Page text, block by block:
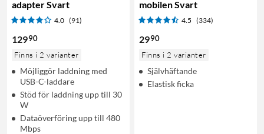
adapter Svart
4.0 (91)
12990
Finns i 2 varianter
Möjliggör laddning med
USB-C-laddare
Stöd för laddning upp till 30
W
Dataöverföring upp till 480
Mbps
mobilen Svart
4.5 (334)
2990
Finns i 2 varianter
Självhäftande
Elastisk ficka